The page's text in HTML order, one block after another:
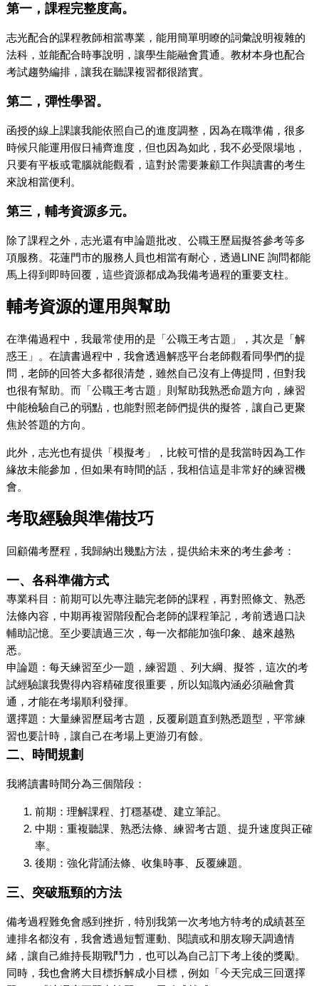
第一，課程完整度高。
志光配合的課程教師相當專業，能用簡單明瞭的詞彙說明複雜的
法科，並能配合時事說明，讓學生能融會貫通。教材本身也配合
考試趨勢編排，讓我在聽課複習都很踏實。
第二，彈性學習。
函授的線上課讓我能依照自己的進度調整，因為在職準備，很多
時候只能運用假日補齊進度，但也因為如此，我不必受限場地，
只要有平板或電腦就能觀看，這對於需要兼顧工作與讀書的考生
來說相當便利。
第三，輔考資源多元。
除了課程之外，志光還有申論題批改、公職王歷屆擬答參考等多
項服務。花蓮門市的服務人員也相當有耐心，透過LINE 詢問都能
馬上得到即時回覆，這些資源都成為我備考過程的重要支柱。
輔考資源的運用與幫助
在準備過程中，我最常使用的是「公職王考古題」，其次是「解
惑王」。在讀書過程中，我會透過解惑平台老師觀看同學們的提
問，老師的回答大多都很清楚，雖然自己沒有上傳提問，但對我
也很有幫助。而「公職王考古題」則幫助我熟悉命題方向，練習
中能檢驗自己的弱點，也能對照老師們提供的擬答，讓自己更聚
焦於答題的方向。
此外，志光也有提供「模擬考」，比較可惜的是我當時因為工作
緣故未能參加，但如果有時間的話，我相信這是非常好的練習機
會。
考取經驗與準備技巧
回顧備考歷程，我歸納出幾點方法，提供給未來的考生參考：
一、各科準備方式
專業科目：前期可以先專注聽完老師的課程，再對照條文、熟悉
法條內容，中期再複習階段配合老師的課程筆記，考前透過口訣
輔助記憶。至少要讀過三次，每一次都能加強印象、越來越熟
悉。
申論題：每天練習至少一題，練習題 、列大綱、擬答，這次的考
試經驗讓我覺得內容精確度很重要，所以知識內涵必須融會貫
通，才能在考場順利發揮。
選擇題：大量練習歷屆考古題，反覆刷題直到熟悉題型，平常練
習也要計時，讓自己在考場上更游刃有餘。
二、時間規劃
我將讀書時間分為三個階段：
前期：理解課程、打穩基礎、建立筆記。
中期：重複聽課、熟悉法條、練習考古題、提升速度與正確
率。
後期：強化背誦法條、收集時事、反覆練題。
三、突破瓶頸的方法
備考過程難免會感到挫折，特別我第一次考地方特考的成績甚至
連排名都沒有，我會透過短暫運動、閱讀或和朋友聊天調適情
緒，讓自己維持長期戰鬥力，也可以為自己訂下考上後的獎勵。
同時，我也會將大目標拆解成小目標，例如「今天完成三回選擇